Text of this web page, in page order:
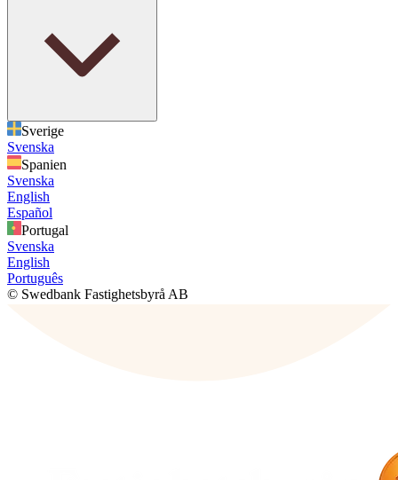
Sverige
Svenska
Spanien
Svenska
English
Español
Portugal
Svenska
English
Português
© Swedbank Fastighetsbyrå AB